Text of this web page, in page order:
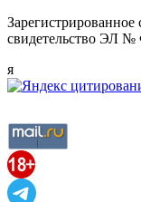
свидетельство ЭЛ №
я